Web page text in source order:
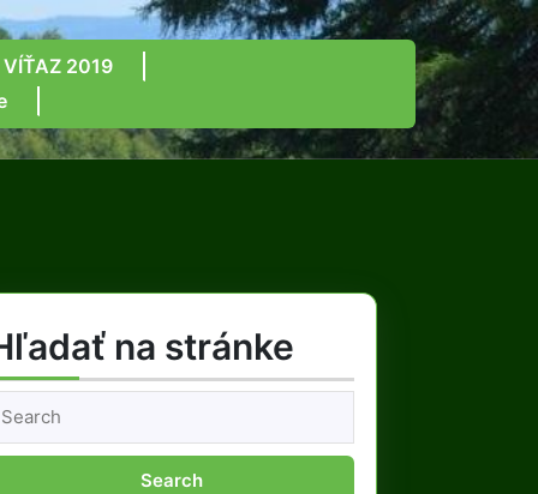
2019
na stránke